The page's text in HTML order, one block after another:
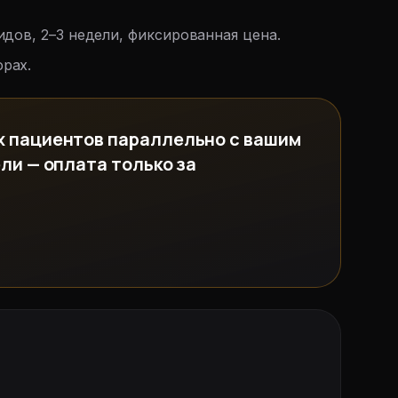
2–3 недели, фиксированная цена.
пациентов параллельно с вашим
— оплата только за